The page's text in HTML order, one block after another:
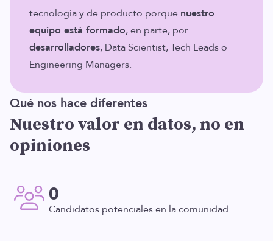
tecnología y de producto porque nuestro
equipo está formado, en parte, por
desarrolladores, Data Scientist, Tech Leads o
Engineering Managers.
Qué nos hace diferentes
Nuestro valor en datos, no en
opiniones
0
Candidatos potenciales en la comunidad